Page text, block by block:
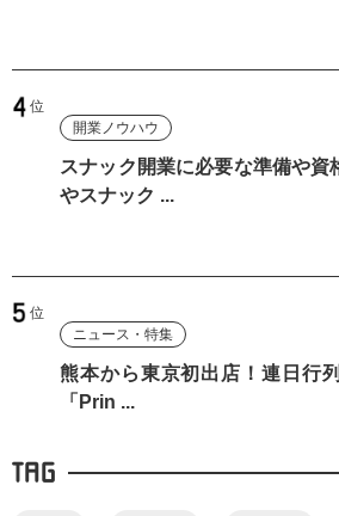
開業ノウハウ
スナック開業に必要な準備や資
やスナック ...
ニュース・特集
熊本から東京初出店！連日行
「Prin ...
TAG